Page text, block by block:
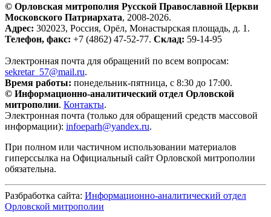
© Орловская митрополия Русской Православной Церкви
Московского Патриархата, 2008-2026.
Адрес: 302023, Россия, Орёл, Монастырская площадь, д. 1.
Телефон, факс: +7 (4862) 47-52-77. Склад: 59-14-95
Электронная почта для обращений по всем вопросам:
sekretar_57@mail.ru.
Время работы: понедельник-пятница, с 8:30 до 17:00.
© Информационно-аналитический отдел Орловской
митрополии. Контакты.
Электронная почта (только для обращений средств массовой
информации): infoeparh@yandex.ru.
При полном или частичном использовании материалов
гиперссылка на Официальный сайт Орловской митрополии
обязательна.
Разбработка сайта: Информационно-аналитический отдел
Орловской митрополии